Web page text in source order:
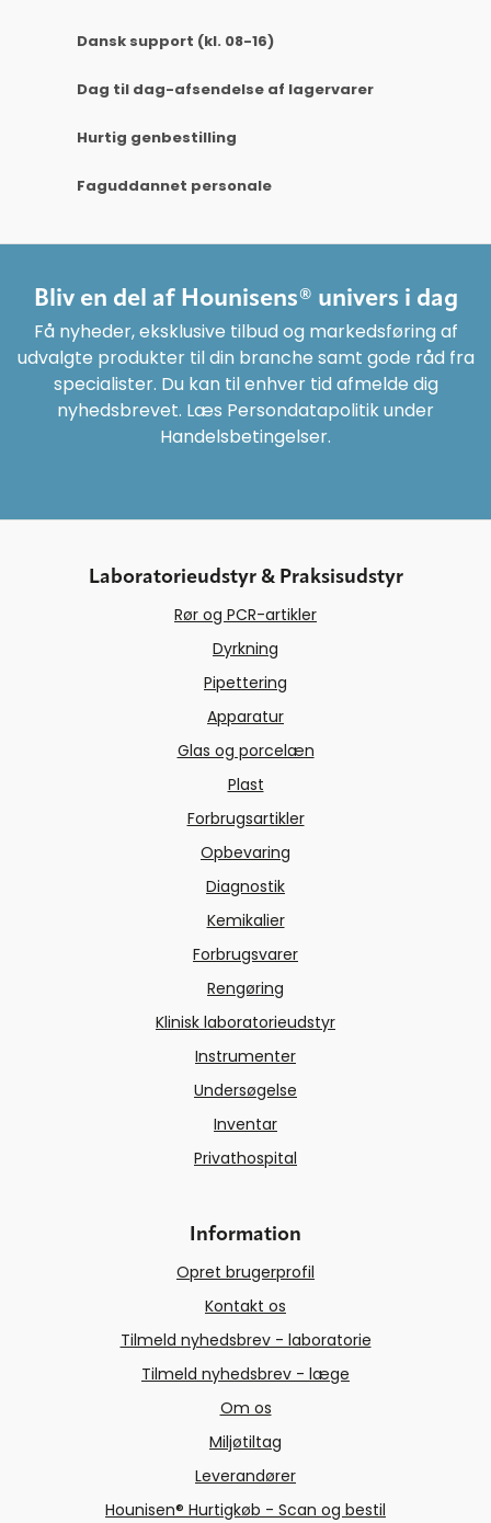
Dansk support (kl. 08-16)
Dag til dag-afsendelse af lagervarer
Hurtig genbestilling
Faguddannet personale
Bliv en del af Hounisens® univers i dag
Få nyheder, eksklusive tilbud og markedsføring af
udvalgte produkter til din branche samt gode råd fra
specialister. Du kan til enhver tid afmelde dig
nyhedsbrevet. Læs Persondatapolitik under
Handelsbetingelser.
Laboratorieudstyr & Praksisudstyr
Rør og PCR-artikler
Dyrkning
Pipettering
Apparatur
Glas og porcelæn
Plast
Forbrugsartikler
Opbevaring
Diagnostik
Kemikalier
Forbrugsvarer
Rengøring
Klinisk laboratorieudstyr
Instrumenter
Undersøgelse
Inventar
Privathospital
Information
Opret brugerprofil
Kontakt os
Tilmeld nyhedsbrev - laboratorie
Tilmeld nyhedsbrev - læge
Om os
Miljøtiltag
Leverandører
Hounisen® Hurtigkøb - Scan og bestil